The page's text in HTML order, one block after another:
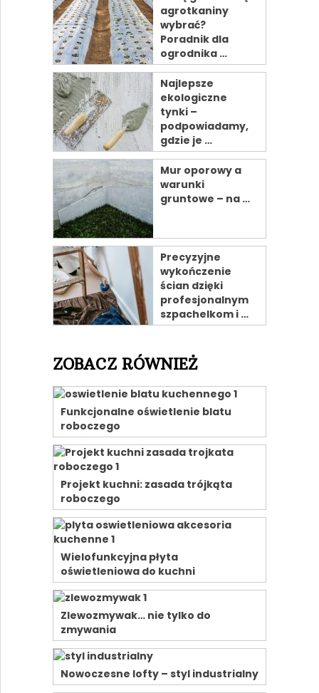
agrotkaniny
wybrać?
Poradnik dla
ogrodnika …
Najlepsze
ekologiczne
tynki –
podpowiadamy,
gdzie je …
Mur oporowy a
warunki
gruntowe – na …
Precyzyjne
wykończenie
ścian dzięki
profesjonalnym
szpachelkom i …
ZOBACZ RÓWNIEŻ
Funkcjonalne oświetlenie blatu
roboczego
Projekt kuchni: zasada trójkąta
roboczego
Wielofunkcyjna płyta
oświetleniowa do kuchni
Zlewozmywak… nie tylko do
zmywania
Nowoczesne lofty – styl industrialny